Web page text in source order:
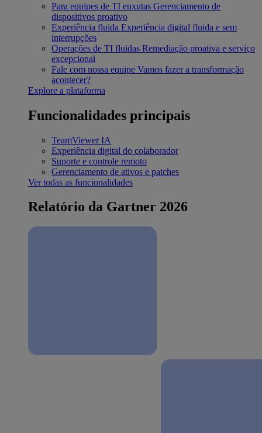
Para equipes de TI enxutas Gerenciamento de
dispositivos proativo
Experiência fluida Experiência digital fluida e sem
interrupções
Operações de TI fluidas Remediação proativa e serviço
excepcional
Fale com nossa equipe Vamos fazer a transformação
acontecer?
Explore a plataforma
Funcionalidades principais
TeamViewer IA
Experiência digital do colaborador
Suporte e controle remoto
Gerenciamento de ativos e patches
Ver todas as funcionalidades
Relatório da Gartner 2026